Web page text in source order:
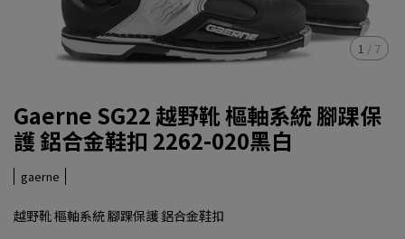
1 / 7
Gaerne SG22 越野靴 樞軸系統 腳踝保
護 鋁合金鞋扣 2262-020黑白
gaerne
越野靴 樞軸系統 腳踝保護 鋁合金鞋扣